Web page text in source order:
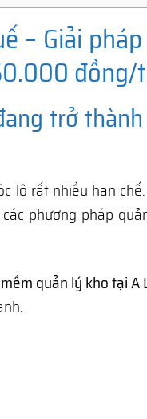
– Giải
đồng/
trở
lộ rất nhiều hạn
phương pháp
quản lý kho tại A